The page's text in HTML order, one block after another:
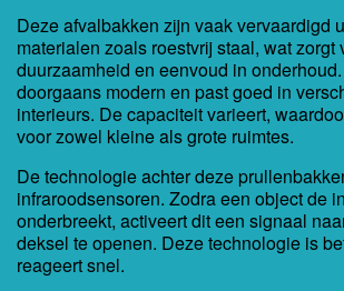
Deze afvalbakken zijn vaak vervaardigd
materialen zoals roestvrij staal, wat zorgt
duurzaamheid en eenvoud in
doorgaans modern en past goed in
interieurs. De capaciteit varieert,
voor zowel kleine als grote ruimtes.
De technologie achter deze
infraroodsensoren. Zodra een object de
onderbreekt, activeert dit een signaal
deksel te openen. Deze technologie is
reageert snel.